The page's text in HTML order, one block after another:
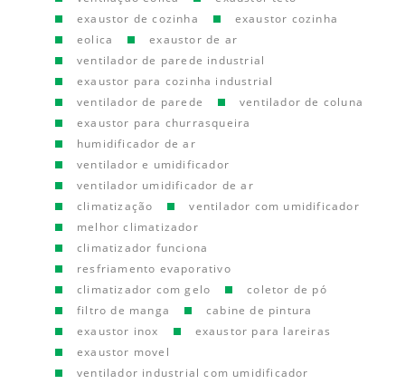
exaustor de cozinha
exaustor cozinha
eolica
exaustor de ar
ventilador de parede industrial
exaustor para cozinha industrial
ventilador de parede
ventilador de coluna
exaustor para churrasqueira
humidificador de ar
ventilador e umidificador
ventilador umidificador de ar
climatização
ventilador com umidificador
melhor climatizador
climatizador funciona
resfriamento evaporativo
climatizador com gelo
coletor de pó
filtro de manga
cabine de pintura
exaustor inox
exaustor para lareiras
exaustor movel
ventilador industrial com umidificador